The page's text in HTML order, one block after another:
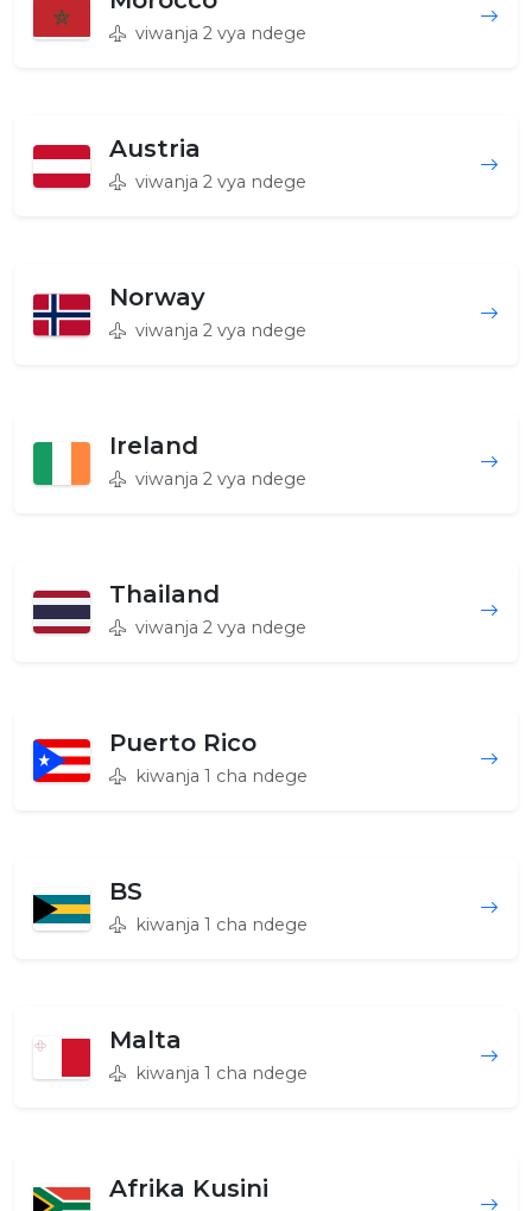
viwanja 2 vya ndege
Austria
viwanja 2 vya ndege
Norway
viwanja 2 vya ndege
Ireland
viwanja 2 vya ndege
Thailand
viwanja 2 vya ndege
Puerto Rico
kiwanja 1 cha ndege
BS
kiwanja 1 cha ndege
Malta
kiwanja 1 cha ndege
Afrika Kusini